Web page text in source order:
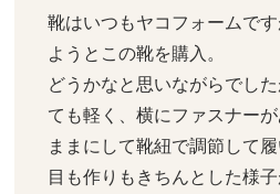
靴はいつもヤコフォームで
ようとこの靴を購入。
どうかなと思いながらでし
ても軽く、横にファスナー
ままにして靴紐で調節して
目も作りもきちんとした様